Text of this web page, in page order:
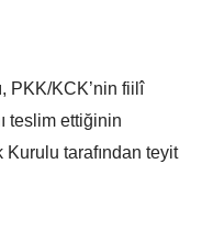
PKK/KCK’nin fiilî
teslim ettiğinin
tarafından teyit